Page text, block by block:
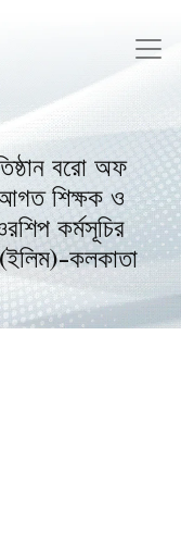
বরো অফ
আগত শিক্ষক ও
কর্মসূচির
কলকাতা